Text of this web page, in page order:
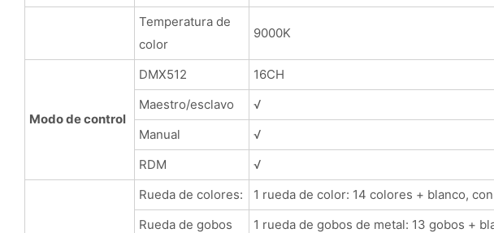
Temperatura de
color
9000K
Modo de control
DMX512
16CH
Maestro/esclavo
√
Manual
√
RDM
√
Rueda de colores:
1 rueda de color: 14 colores + blanco,
Rueda de gobos
1 rueda de gobos de metal: 13 gobos +